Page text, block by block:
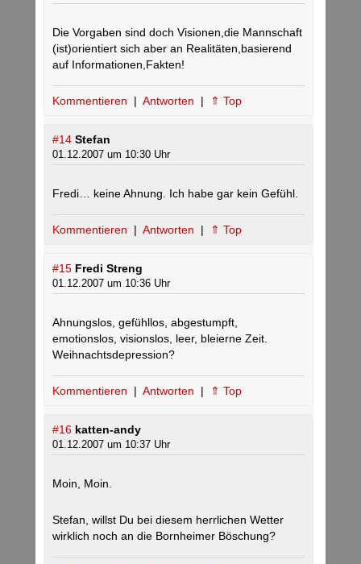
Die Vorgaben sind doch Visionen,die Mannschaft
(ist)orientiert sich aber an Realitäten,basierend
auf Informationen,Fakten!
Kommentieren | Antworten | ⇑ Top
#14 Stefan
01.12.2007 um 10:30 Uhr
Fredi… keine Ahnung. Ich habe gar kein Gefühl.
Kommentieren | Antworten | ⇑ Top
#15 Fredi Streng
01.12.2007 um 10:36 Uhr
Ahnungslos, gefühllos, abgestumpft,
emotionslos, visionslos, leer, bleierne Zeit.
Weihnachtsdepression?
Kommentieren | Antworten | ⇑ Top
#16 katten-andy
01.12.2007 um 10:37 Uhr
Moin, Moin.
Stefan, willst Du bei diesem herrlichen Wetter
wirklich noch an die Bornheimer Böschung?